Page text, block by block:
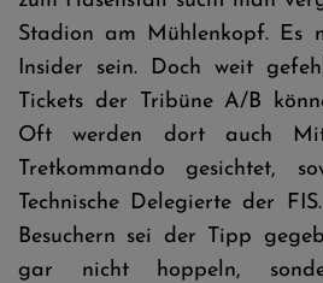
Stadion am Mühlenkopf. Es
Insider sein. Doch weit
Tickets der Tribüne A/B
Oft werden dort auch
Tretkommando gesichtet,
Technische Delegierte der
Besuchern sei der Tipp
gar nicht hoppeln,